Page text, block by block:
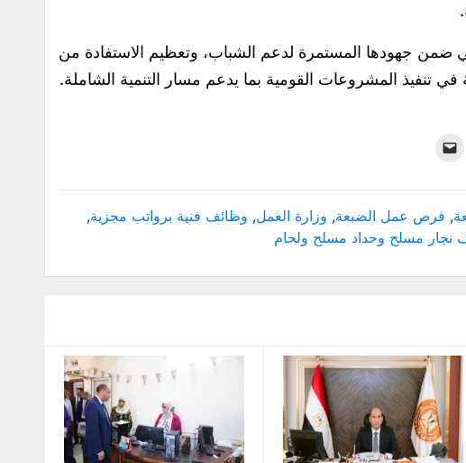
ضمن جهودها المستمرة لدعم الشباب، وتعظيم الاستفادة من
في تنفيذ المشروعات القومية بما يدعم مسار التنمية الشاملة.
, فرص عمل الضبعة, وزارة العمل, وظائف فنية برواتب مجزية,
نجار مسلح وحداد مسلح ولحام